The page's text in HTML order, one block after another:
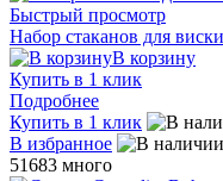
Быстрый просмотр
Набор стаканов для
В корзину
Купить в 1 клик
Подробнее
Купить в 1 клик
В избранное
51683 много